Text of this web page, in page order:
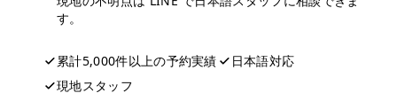
す。
累計5,000件以上の予約実績
日本語対応
現地スタッフ